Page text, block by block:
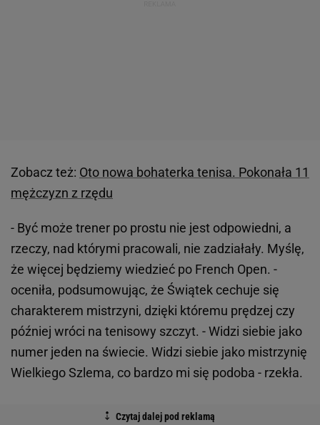
Zobacz też: Oto nowa bohaterka tenisa. Pokonała 11
mężczyzn z rzędu
- Być może trener po prostu nie jest odpowiedni, a
rzeczy, nad którymi pracowali, nie zadziałały. Myślę,
że więcej będziemy wiedzieć po French Open. -
oceniła, podsumowując, że Świątek cechuje się
charakterem mistrzyni, dzięki któremu prędzej czy
później wróci na tenisowy szczyt. - Widzi siebie jako
numer jeden na świecie. Widzi siebie jako mistrzynię
Wielkiego Szlema, co bardzo mi się podoba - rzekła.